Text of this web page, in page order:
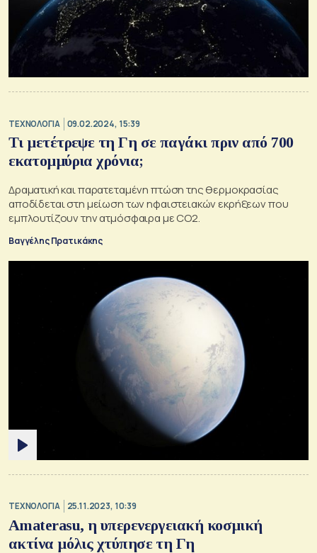
ΤΕΧΝΟΛΟΓΙΑ 09.02.2024, 15:39
Τι μετέτρεψε τη Γη σε παγάκι πριν από 700
εκατομμύρια χρόνια;
Δραματική και παρατεταμένη πτώση της θερμοκρασίας
αποδίδεται στη μείωση των ηφαιστειακών εκρήξεων που
εμπλουτίζουν την ατμόσφαιρα με CO2.
Βαγγέλης Πρατικάκης
ΤΕΧΝΟΛΟΓΙΑ 25.11.2023, 10:39
Amaterasu, η υπερενεργειακή κοσμική
ακτίνα μόλις χτύπησε τη Γη